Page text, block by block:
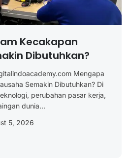
Kecakapan
Dibutuhkan?
Mengapa
Semakin Dibutuhkan? Di
perubahan pasar kerja,
dunia...
5, 2026